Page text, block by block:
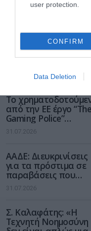
user protection.
CONFIRM
Data Deletion
ΡΟΗ
Το
από την ΕΕ έργο “The
Gaming Police”
ενισχύει την
των παιδιών στο
31.07.2026
ΑΑΔΕ: Διευκρινίσεις
για τα πρόστιμα σε
παραβάσεις που
αφορούν τους ΦΗΜ
31.07.2026
Σ. Καλαφάτης: «Η
Τεχνητή Νοημοσύνη